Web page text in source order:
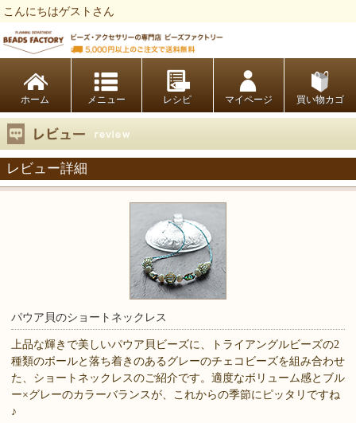
こんにちはゲストさん
ホーム レシピ マイページ 買い物カゴ
レビュー詳細
パウア貝のショートネックレス
上品な輝きで美しいパウア貝ビーズに、トライアングルビーズの2
種類のボールと落ち着きのあるグレーのチェコビーズを組み合わせ
た、ショートネックレスのご紹介です。適度なボリューム感とブル
ー×グレーのカラーバランスが、これからの季節にピッタリですね
♪